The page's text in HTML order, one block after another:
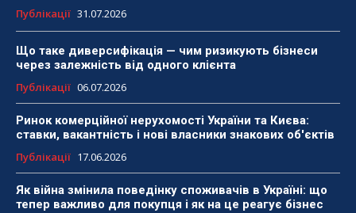
Публікації 31.07.2026
Що таке диверсифікація — чим ризикують бізнеси
через залежність від одного клієнта
Публікації 06.07.2026
Ринок комерційної нерухомості України та Києва:
ставки, вакантність і нові власники знакових об'єктів
Публікації 17.06.2026
Як війна змінила поведінку споживачів в Україні: що
тепер важливо для покупця і як на це реагує бізнес